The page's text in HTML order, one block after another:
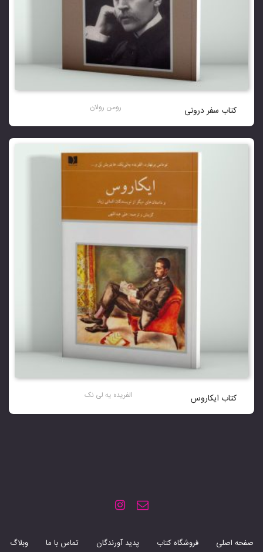
کتاب سفر درونی رومن رولان
کتاب ایکاروس الفریده یه لی نک
صفحه اصلی فروشگاه کتاب پدید آورندگان تماس با ما وبلاگ